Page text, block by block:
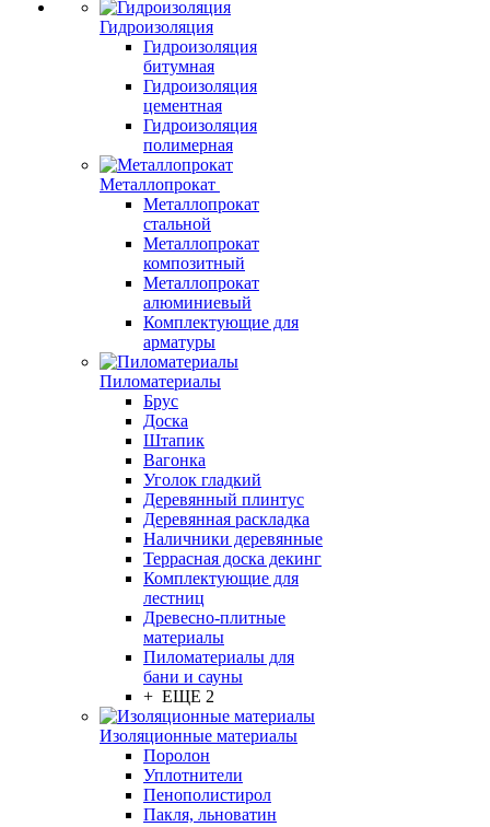
Гидроизоляция
Гидроизоляция
битумная
Гидроизоляция
цементная
Гидроизоляция
полимерная
Металлопрокат
Металлопрокат
стальной
Металлопрокат
композитный
Металлопрокат
алюминиевый
Комплектующие для
арматуры
Пиломатериалы
Брус
Доска
Штапик
Вагонка
Уголок гладкий
Деревянный плинтус
Деревянная раскладка
Наличники деревянные
Террасная доска декинг
Комплектующие для
лестниц
Древесно-плитные
материалы
Пиломатериалы для
бани и сауны
+ ЕЩЕ 2
Изоляционные материалы
Поролон
Уплотнители
Пенополистирол
Пакля, льноватин